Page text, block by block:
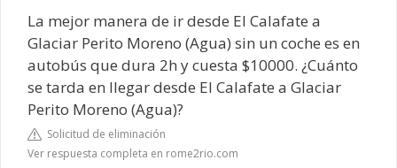
La mejor manera de ir desde El Calafate a
Glaciar Perito Moreno (Agua) sin un coche es en
autobús que dura 2h y cuesta $10000. ¿Cuánto
se tarda en llegar desde El Calafate a Glaciar
Perito Moreno (Agua)?
Solicitud de eliminación
Ver respuesta completa en rome2rio.com